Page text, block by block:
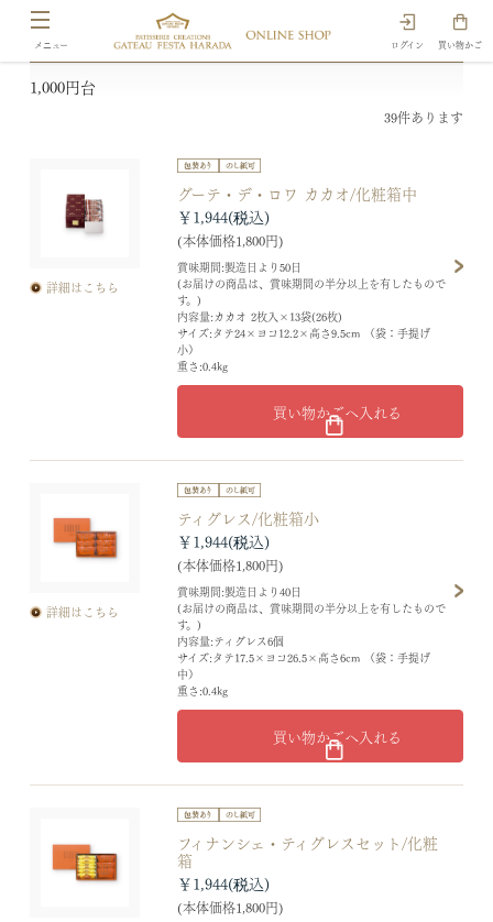
ログイン 買い物かご
1,000円台
39件あります
詳細はこちら
グーテ・デ・ロワ カカオ/化粧箱中
賞味期間:製造日より50日
(お届けの商品は、賞味期間の半分以上を有したもので
す。)
内容量:カカオ 2枚入×13袋(26枚)
サイズ:タテ24×ヨコ12.2×高さ9.5cm （袋：手提げ
小）
重さ:0.4kg
￥1,944
(本体価格1,800円)
買い物かごへ入れる
詳細はこちら
ティグレス/化粧箱小
賞味期間:製造日より40日
(お届けの商品は、賞味期間の半分以上を有したもので
す。)
内容量:ティグレス6個
サイズ:タテ17.5×ヨコ26.5×高さ6cm （袋：手提げ
中）
重さ:0.4kg
￥1,944
(本体価格1,800円)
買い物かごへ入れる
フィナンシェ・ティグレスセット/化粧
箱
￥1,944
(本体価格1,800円)